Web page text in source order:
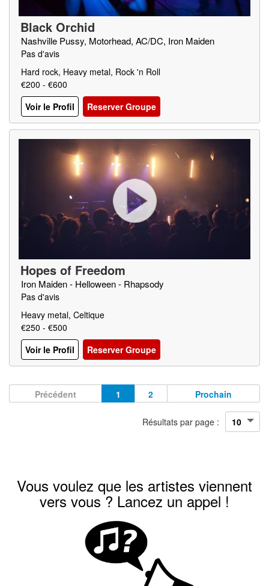
Black Orchid
Nashville Pussy, Motorhead, AC/DC, Iron Maiden
Pas d'avis
Hard rock, Heavy metal, Rock 'n Roll
€200 - €600
Voir le Profil
Reserver Groupe
Hopes of Freedom
Iron Maiden - Helloween - Rhapsody
Pas d'avis
Heavy metal, Celtique
€250 - €500
Voir le Profil
Reserver Groupe
Précédent 1 2 Prochain
Résultats par page :
Vous voulez que les artistes viennent
vers vous ? Lancez un appel !